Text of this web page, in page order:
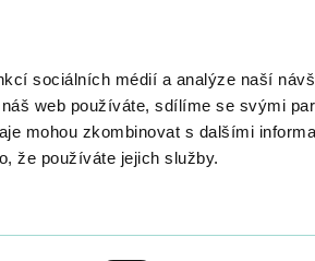
sociálních médií a analýze naší
web používáte, sdílíme se svými
mohou zkombinovat s dalšími
že používáte jejich služby.
spolupráce